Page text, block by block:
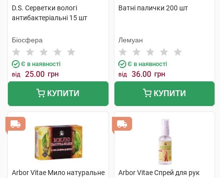
D.S. Серветки вологі
антибактеріальні 15 шт
Біосфера
Є в наявності
від 25.00 грн
КУПИТИ
Ватні палички 200 шт
Лемуан
Є в наявності
від 36.00 грн
КУПИТИ
Arbor Vitae Мило натуральне
Arbor Vitae Спрей для рук